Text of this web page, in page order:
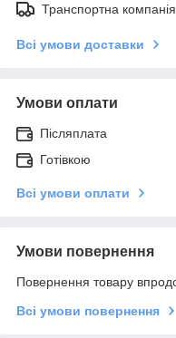
Транспортна компанія
Всі умови доставки
Умови оплати
Післяплата
Готівкою
Всі умови оплати
Умови повернення
Повернення товару
Всі умови повернення